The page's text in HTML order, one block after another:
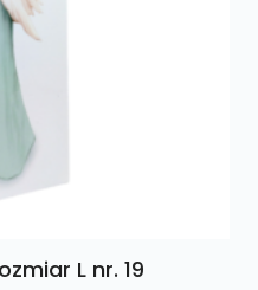
L nr. 19